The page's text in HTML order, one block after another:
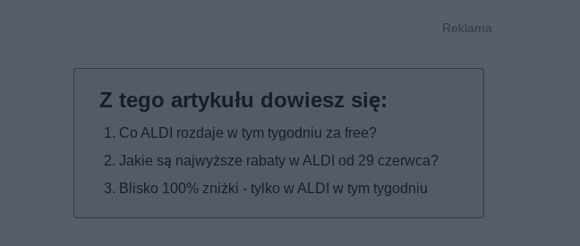
Co ALDI rozdaje w tym tygodniu za free?
Jakie są najwyższe rabaty w ALDI od 29 czerwca?
Blisko 100% zniżki - tylko w ALDI w tym tygodniu